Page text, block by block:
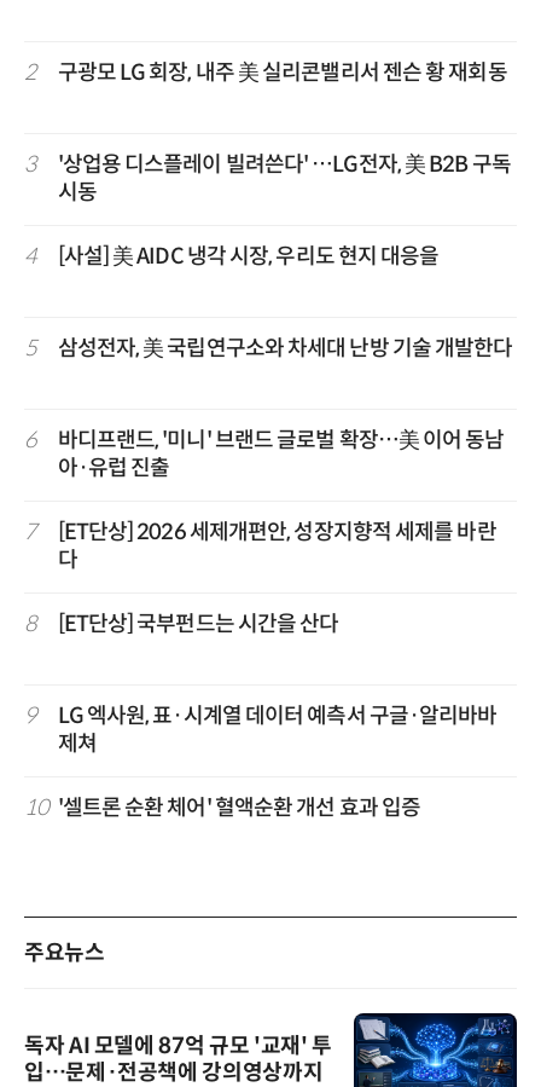
2 구광모 LG 회장, 내주 美 실리콘밸리서 젠슨 황 재회동
3
'상업용 디스플레이 빌려쓴다' …LG전자, 美 B2B 구독
시동
4 [사설] 美 AIDC 냉각 시장, 우리도 현지 대응을
5 삼성전자, 美 국립연구소와 차세대 난방 기술 개발한다
6
바디프랜드, '미니' 브랜드 글로벌 확장…美 이어 동남
아·유럽 진출
7
[ET단상] 2026 세제개편안, 성장지향적 세제를 바란
다
8 [ET단상] 국부펀드는 시간을 산다
9
LG 엑사원, 표·시계열 데이터 예측서 구글·알리바바
제쳐
10 '셀트론 순환 체어' 혈액순환 개선 효과 입증
주요뉴스
독자 AI 모델에 87억 규모 '교재' 투
입…문제·전공책에 강의영상까지